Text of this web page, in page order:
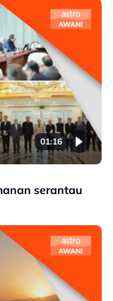
01:16
serantau